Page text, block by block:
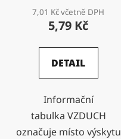
7,01 Kč včetně DPH
5,79 Kč
DETAIL
Informační
tabulka VZDUCH
označuje místo výskytu